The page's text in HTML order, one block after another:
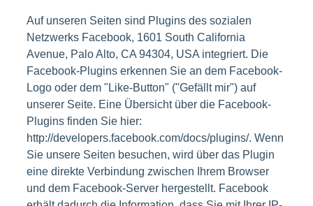
Auf unseren Seiten sind Plugins des sozialen
Netzwerks Facebook, 1601 South California
Avenue, Palo Alto, CA 94304, USA integriert. Die
Facebook-Plugins erkennen Sie an dem Facebook-
Logo oder dem "Like-Button" ("Gefällt mir") auf
unserer Seite. Eine Übersicht über die Facebook-
Plugins finden Sie hier:
http://developers.facebook.com/docs/plugins/. Wenn
Sie unsere Seiten besuchen, wird über das Plugin
eine direkte Verbindung zwischen Ihrem Browser
und dem Facebook-Server hergestellt. Facebook